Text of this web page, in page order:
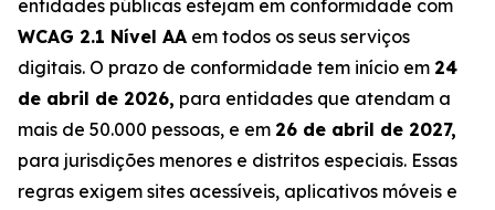
entidades públicas estejam em conformidade com
WCAG 2.1 Nível AA em todos os seus serviços
digitais. O prazo de conformidade tem início em 24
de abril de 2026, para entidades que atendam a
mais de 50.000 pessoas, e em 26 de abril de 2027,
para jurisdições menores e distritos especiais. Essas
regras exigem sites acessíveis, aplicativos móveis e